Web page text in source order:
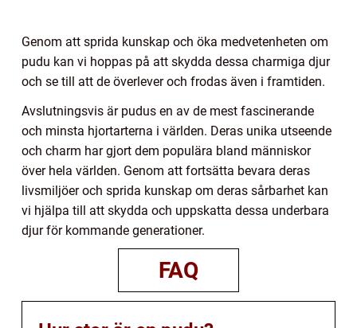
Genom att sprida kunskap och öka medvetenheten om
pudu kan vi hoppas på att skydda dessa charmiga djur
och se till att de överlever och frodas även i framtiden.
Avslutningsvis är pudus en av de mest fascinerande
och minsta hjortarterna i världen. Deras unika utseende
och charm har gjort dem populära bland människor
över hela världen. Genom att fortsätta bevara deras
livsmiljöer och sprida kunskap om deras sårbarhet kan
vi hjälpa till att skydda och uppskatta dessa underbara
djur för kommande generationer.
FAQ